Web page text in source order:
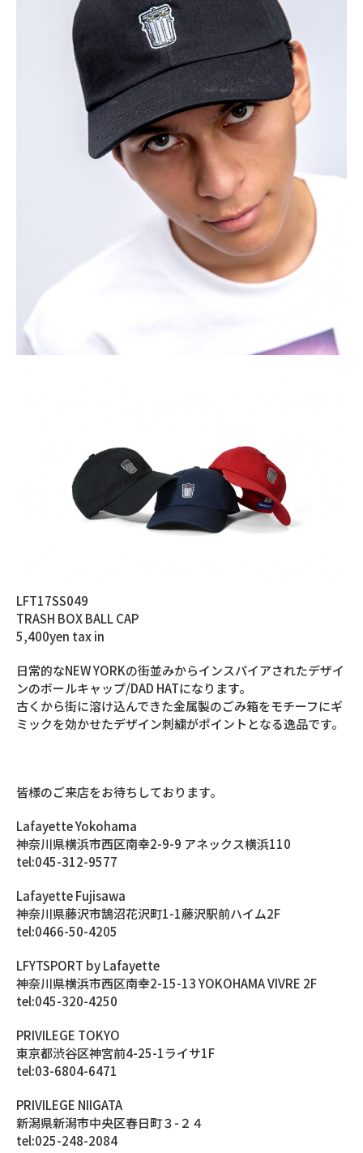
LFT17SS049
TRASH BOX BALL CAP
5,400yen tax in
日常的なNEW YORKの街並みからインスパイアされたデザイ
ンのボールキャップ/DAD HATになります。
古くから街に溶け込んできた金属製のごみ箱をモチーフにギ
ミックを効かせたデザイン刺繍がポイントとなる逸品です。
皆様のご来店をお待ちしております。
Lafayette Yokohama
神奈川県横浜市西区南幸2-9-9 アネックス横浜110
tel:045-312-9577
Lafayette Fujisawa
神奈川県藤沢市鵠沼花沢町1-1藤沢駅前ハイム2F
tel:0466-50-4205
LFYTSPORT by Lafayette
神奈川県横浜市西区南幸2-15-13 YOKOHAMA VIVRE 2F
tel:045-320-4250
PRIVILEGE TOKYO
東京都渋谷区神宮前4-25-1ライサ1F
tel:03-6804-6471
PRIVILEGE NIIGATA
新潟県新潟市中央区春日町３-２４
tel:025-248-2084